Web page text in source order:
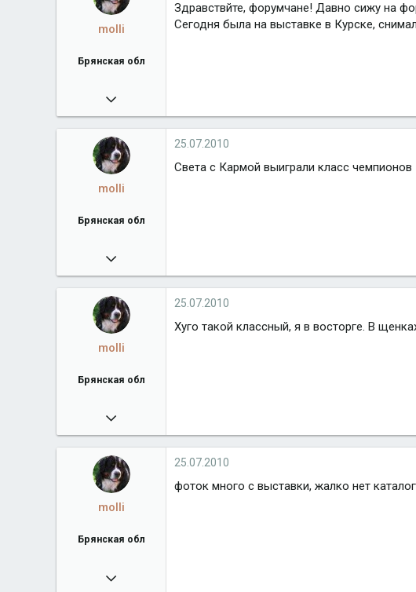
molli
Брянская обл
25.07.2010
5 259
Здравствйте, форумчане! Давно сижу на
Сегодня была на выставке в Курске,
molli
Брянская обл
25.07.2010
5 259
25.07.2010
Света с Кармой выиграли класс чемпионов
molli
Брянская обл
25.07.2010
5 259
25.07.2010
Хуго такой классный, я в восторге. В
molli
Брянская обл
25.07.2010
25.07.2010
фоток много с выставки, жалко нет